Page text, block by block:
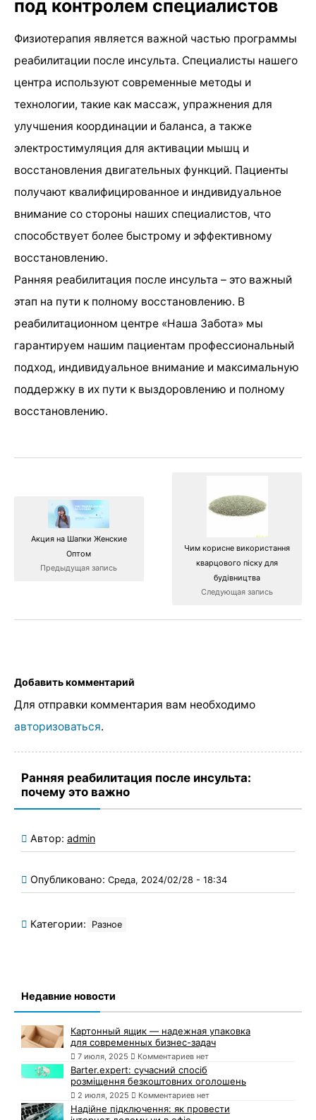
под контролем специалистов
Физиотерапия является важной частью программы
реабилитации после инсульта. Специалисты нашего
центра используют современные методы и
технологии, такие как массаж, упражнения для
улучшения координации и баланса, а также
электростимуляция для активации мышц и
восстановления двигательных функций. Пациенты
получают квалифицированное и индивидуальное
внимание со стороны наших специалистов, что
способствует более быстрому и эффективному
восстановлению.
Ранняя реабилитация после инсульта – это важный
этап на пути к полному восстановлению. В
реабилитационном центре «Наша Забота» мы
гарантируем нашим пациентам профессиональный
подход, индивидуальное внимание и максимальную
поддержку в их пути к выздоровлению и полному
восстановлению.
Акция на Шапки Женские
Оптом
Предыдущая запись
Чим корисне використання
кварцового піску для
будівництва
Следующая запись
Добавить комментарий
Для отправки комментария вам необходимо
авторизоваться.
Ранняя реабилитация после инсульта:
почему это важно
Автор: admin
Опубликовано: Среда, 2024/02/28 - 18:34
Категории: Разное
Недавние новости
Картонный ящик — надежная упаковка
для современных бизнес-задач
7 июля, 2025 Комментариев нет
Barter.expert: сучасний спосіб
розміщення безкоштовних оголошень
2 июля, 2025 Комментариев нет
Надійне підключення: як провести